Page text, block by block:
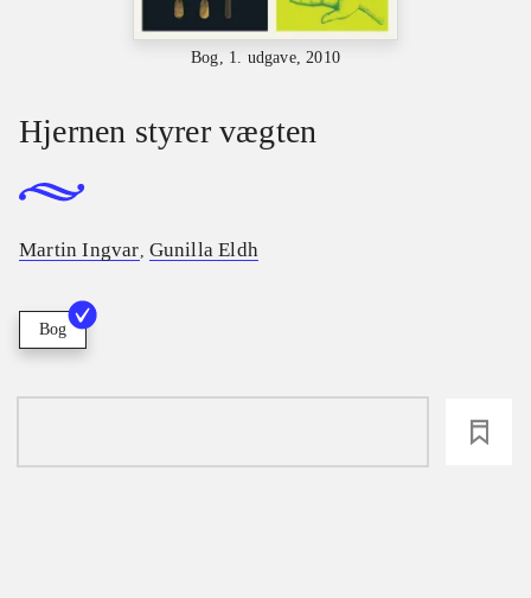
Bog, 1. udgave, 2010
Hjernen styrer vægten
Martin Ingvar, Gunilla Eldh
Bog